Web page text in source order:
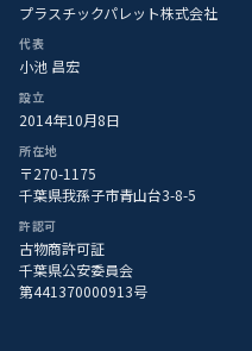
プラスチックパレット株式会社
代表
小池 昌宏
設立
2014年10月8日
所在地
〒270-1175
千葉県我孫子市青山台3-8-5
許認可
古物商許可証
千葉県公安委員会
第441370000913号